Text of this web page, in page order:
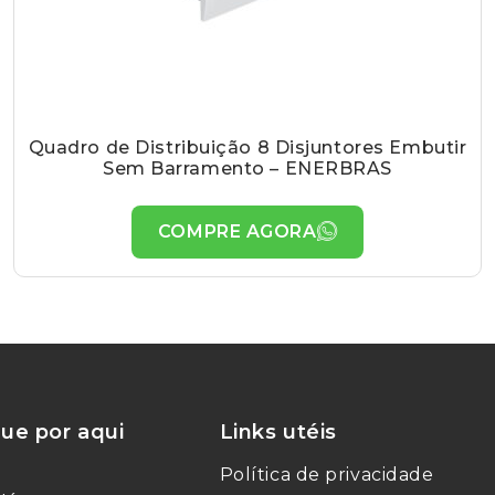
Quadro de Distribuição 8 Disjuntores Embutir
Sem Barramento – ENERBRAS
COMPRE AGORA
por aqui Links utéis
Política de privacidade